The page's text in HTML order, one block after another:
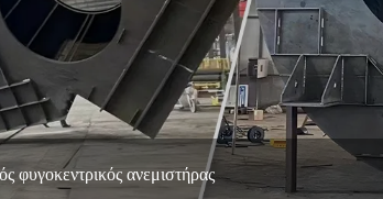
φυγοκεντρικός ανεμιστήρας